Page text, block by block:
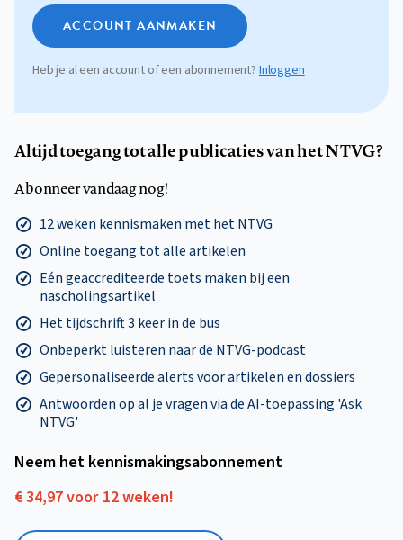
ACCOUNT AANMAKEN
Heb je al een account of een abonnement? Inloggen
Altijd toegang tot alle publicaties van het NTVG?
Abonneer vandaag nog!
12 weken kennismaken met het NTVG
Online toegang tot alle artikelen
Eén geaccrediteerde toets maken bij een
nascholingsartikel
Het tijdschrift 3 keer in de bus
Onbeperkt luisteren naar de NTVG-podcast
Gepersonaliseerde alerts voor artikelen en dossiers
Antwoorden op al je vragen via de AI-toepassing 'Ask
NTVG'
Neem het kennismakings­abonnement
€ 34,97 voor 12 weken!